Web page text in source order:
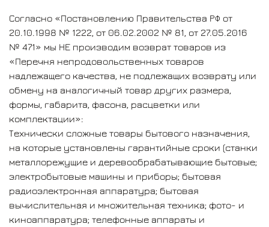
Согласно «Постановлению Правительства РФ от
20.10.1998 № 1222, от 06.02.2002 № 81, от 27.05.2016
№ 471» мы НЕ производим возврат товаров из
«Перечня непродовольственных товаров
надлежащего качества, не подлежащих возврату или
обмену на аналогичный товар других размера,
формы, габарита, фасона, расцветки или
комплектации»:
Технически сложные товары бытового назначения,
на которые установлены гарантийные сроки (станки
металлорежущие и деревообрабатывающие бытовые;
электробытовые машины и приборы; бытовая
радиоэлектронная аппаратура; бытовая
вычислительная и множительная техника; фото- и
киноаппаратура; телефонные аппараты и